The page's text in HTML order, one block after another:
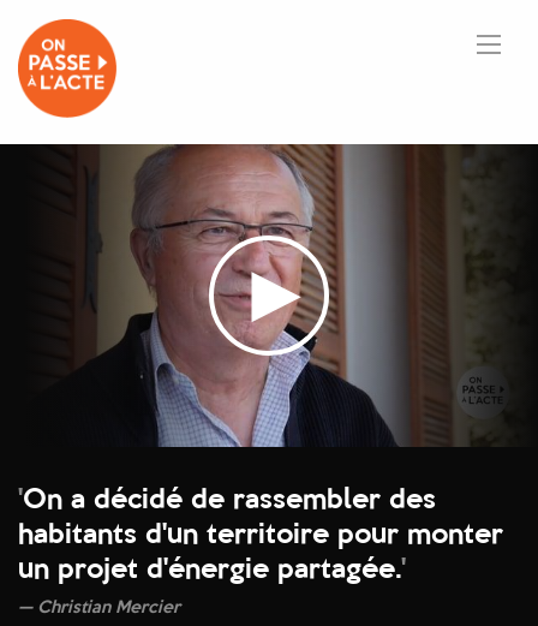
'On a décidé de rassembler des
habitants d'un territoire pour monter
un projet d'énergie partagée.'
Christian Mercier